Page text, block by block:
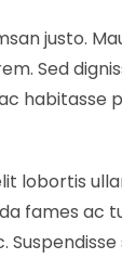
justo.
Sed
habitasse
lobortis
fames ac